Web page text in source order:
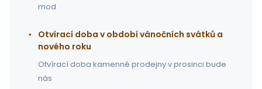
mod
Otvírací doba v období vánočních svátků a
nového roku
Otvírací doba kamenné prodejny v prosinci bude
nás